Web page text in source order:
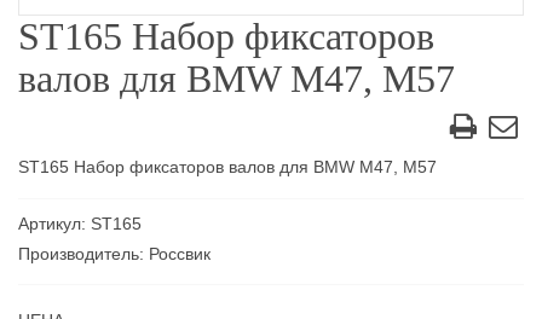
ST165 Набор фиксаторов
валов для BMW М47, М57
ST165 Набор фиксаторов валов для BMW М47, М57
Артикул: ST165
Производитель: Россвик